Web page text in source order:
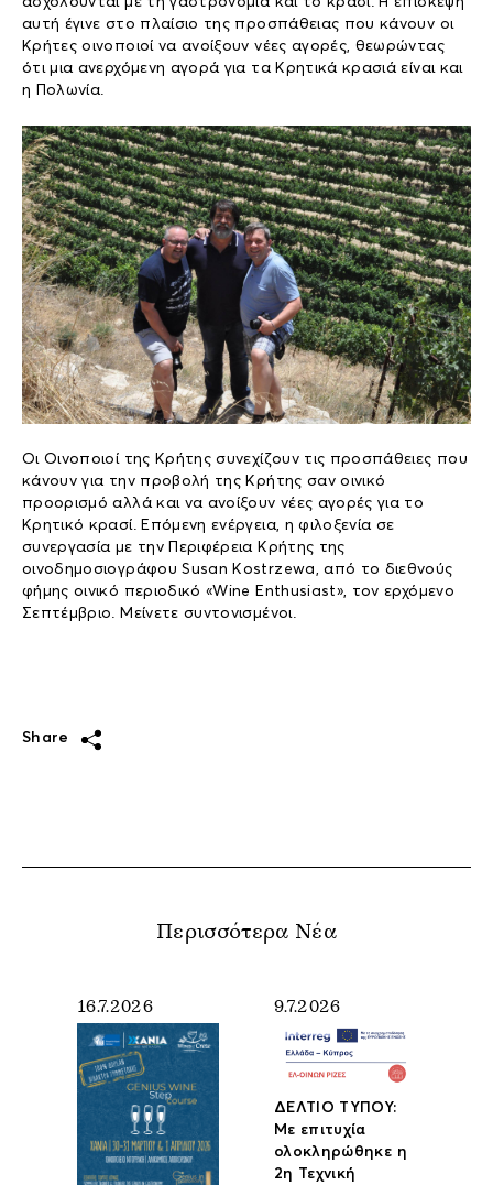
αυτή έγινε στο πλαίσιο της προσπάθειας που κάνουν οι
Κρήτες οινοποιοί να ανοίξουν νέες αγορές, θεωρώντας
ότι μια ανερχόμενη αγορά για τα Κρητικά κρασιά είναι και
η Πολωνία.
Οι Οινοποιοί της Κρήτης συνεχίζουν τις προσπάθειες που
κάνουν για την προβολή της Κρήτης σαν οινικό
προορισμό αλλά και να ανοίξουν νέες αγορές για το
Κρητικό κρασί. Επόμενη ενέργεια, η φιλοξενία σε
συνεργασία με την Περιφέρεια Κρήτης της
οινοδημοσιογράφου Susan Kostrzewa, από το διεθνούς
φήμης οινικό περιοδικό «Wine Enthusiast», τον ερχόμενο
Σεπτέμβριο. Μείνετε συντονισμένοι.
Share
Περισσότερα Νέα
16.7.2026 9.7.2026
ΔΕΛΤΙΟ ΤΥΠΟΥ:
Με επιτυχία
ολοκληρώθηκε η
2η Τεχνική